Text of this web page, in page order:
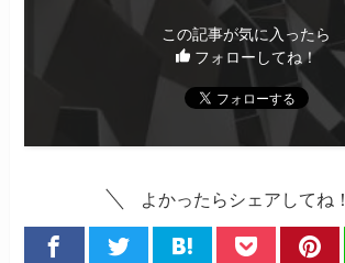
この記事が気に入ったら
フォローしてね！
よかったらシェアしてね！